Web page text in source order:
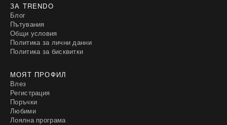
ЗА TRENDO
Блог
Пътувания
Общи условия
Политика за лични данни
Политика за бисквитки
МОЯТ ПРОФИЛ
Влез
Регистрация
Поръчки
Любими
Лоялна програма